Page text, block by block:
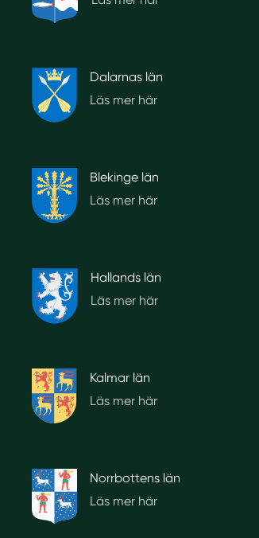
Dalarnas län
Läs mer här
Blekinge län
Läs mer här
Hallands län
Läs mer här
Kalmar län
Läs mer här
Norrbottens län
Läs mer här